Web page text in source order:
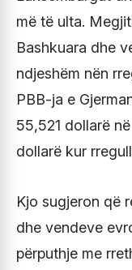
më të ulta.
Bashkuara dhe
ndjeshëm nën
PBB-ja e
55,521 dollarë
dollarë kur
Kjo sugjeron që
dhe vendeve
përputhje me